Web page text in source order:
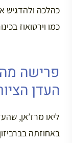
כהלכה ולהדגיש
כמו וירטואוז
פרישה
העדן
ליאו מרז’אן,